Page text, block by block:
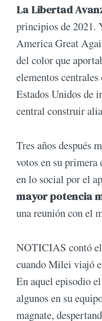
La Libertad
principios de 2021.
America Great
del color que
elementos
Estados Unidos de
central construir
Tres años después
votos en su primera
en lo social por el
mayor potencia
una reunión con el
NOTICIAS contó el
cuando Milei viajó
En aquel episodio
algunos en su
magnate,